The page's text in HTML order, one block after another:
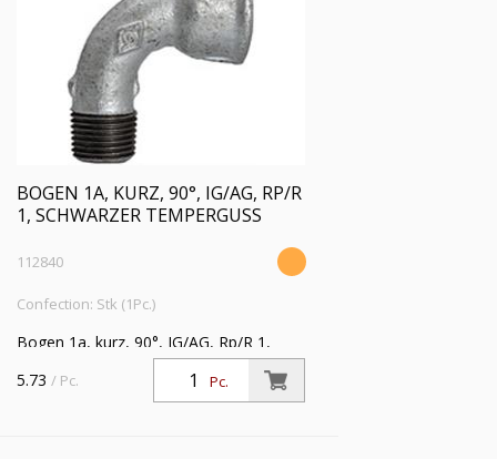
BOGEN 1A, KURZ, 90°, IG/AG, RP/R
1, SCHWARZER TEMPERGUSS
112840
Confection: Stk (1Pc.)
Bogen 1a, kurz, 90°, IG/AG, Rp/R 1,
Betriebstemperatur -20 °C bis 300 °C,
schwarzer Temperguss, feuerverzinkt,
Pc.
5.73 / Pc.